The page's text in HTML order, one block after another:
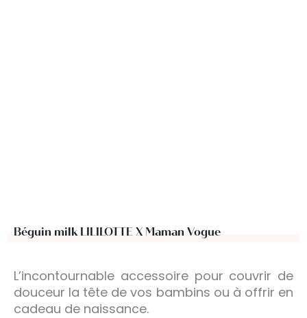
Béguin milk LILILOTTE X Maman Vogue
L’incontournable accessoire pour couvrir de
douceur la tête de vos bambins ou à offrir en
cadeau de naissance.